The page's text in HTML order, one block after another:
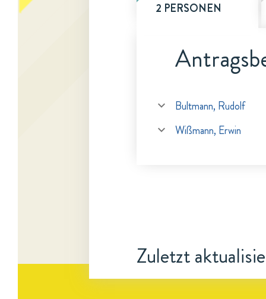
2 PERSONEN
Bultmann, Rudolf
Wißmann, Erwin
Zuletzt